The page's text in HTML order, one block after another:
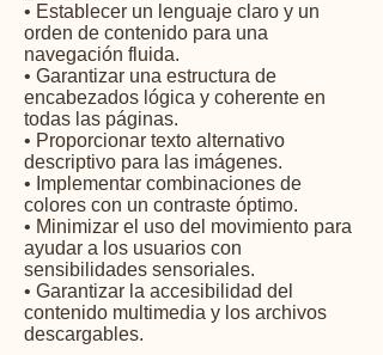
• Establecer un lenguaje claro y un
orden de contenido para una
navegación fluida.
• Garantizar una estructura de
encabezados lógica y coherente en
todas las páginas.
• Proporcionar texto alternativo
descriptivo para las imágenes.
• Implementar combinaciones de
colores con un contraste óptimo.
• Minimizar el uso del movimiento para
ayudar a los usuarios con
sensibilidades sensoriales.
• Garantizar la accesibilidad del
contenido multimedia y los archivos
descargables.